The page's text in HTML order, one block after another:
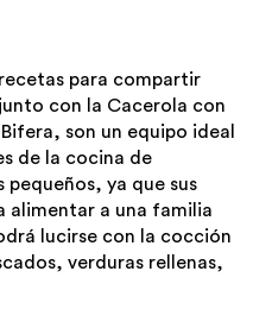
para compartir
con la Cacerola con
son un equipo ideal
de la cocina de
ya que sus
alimentar a una familia
lucirse con la cocción
verduras rellenas,